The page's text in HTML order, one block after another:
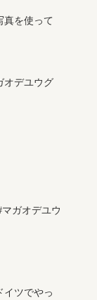
真を使って
オデユウグ
ガオデユウ
イツでやっ